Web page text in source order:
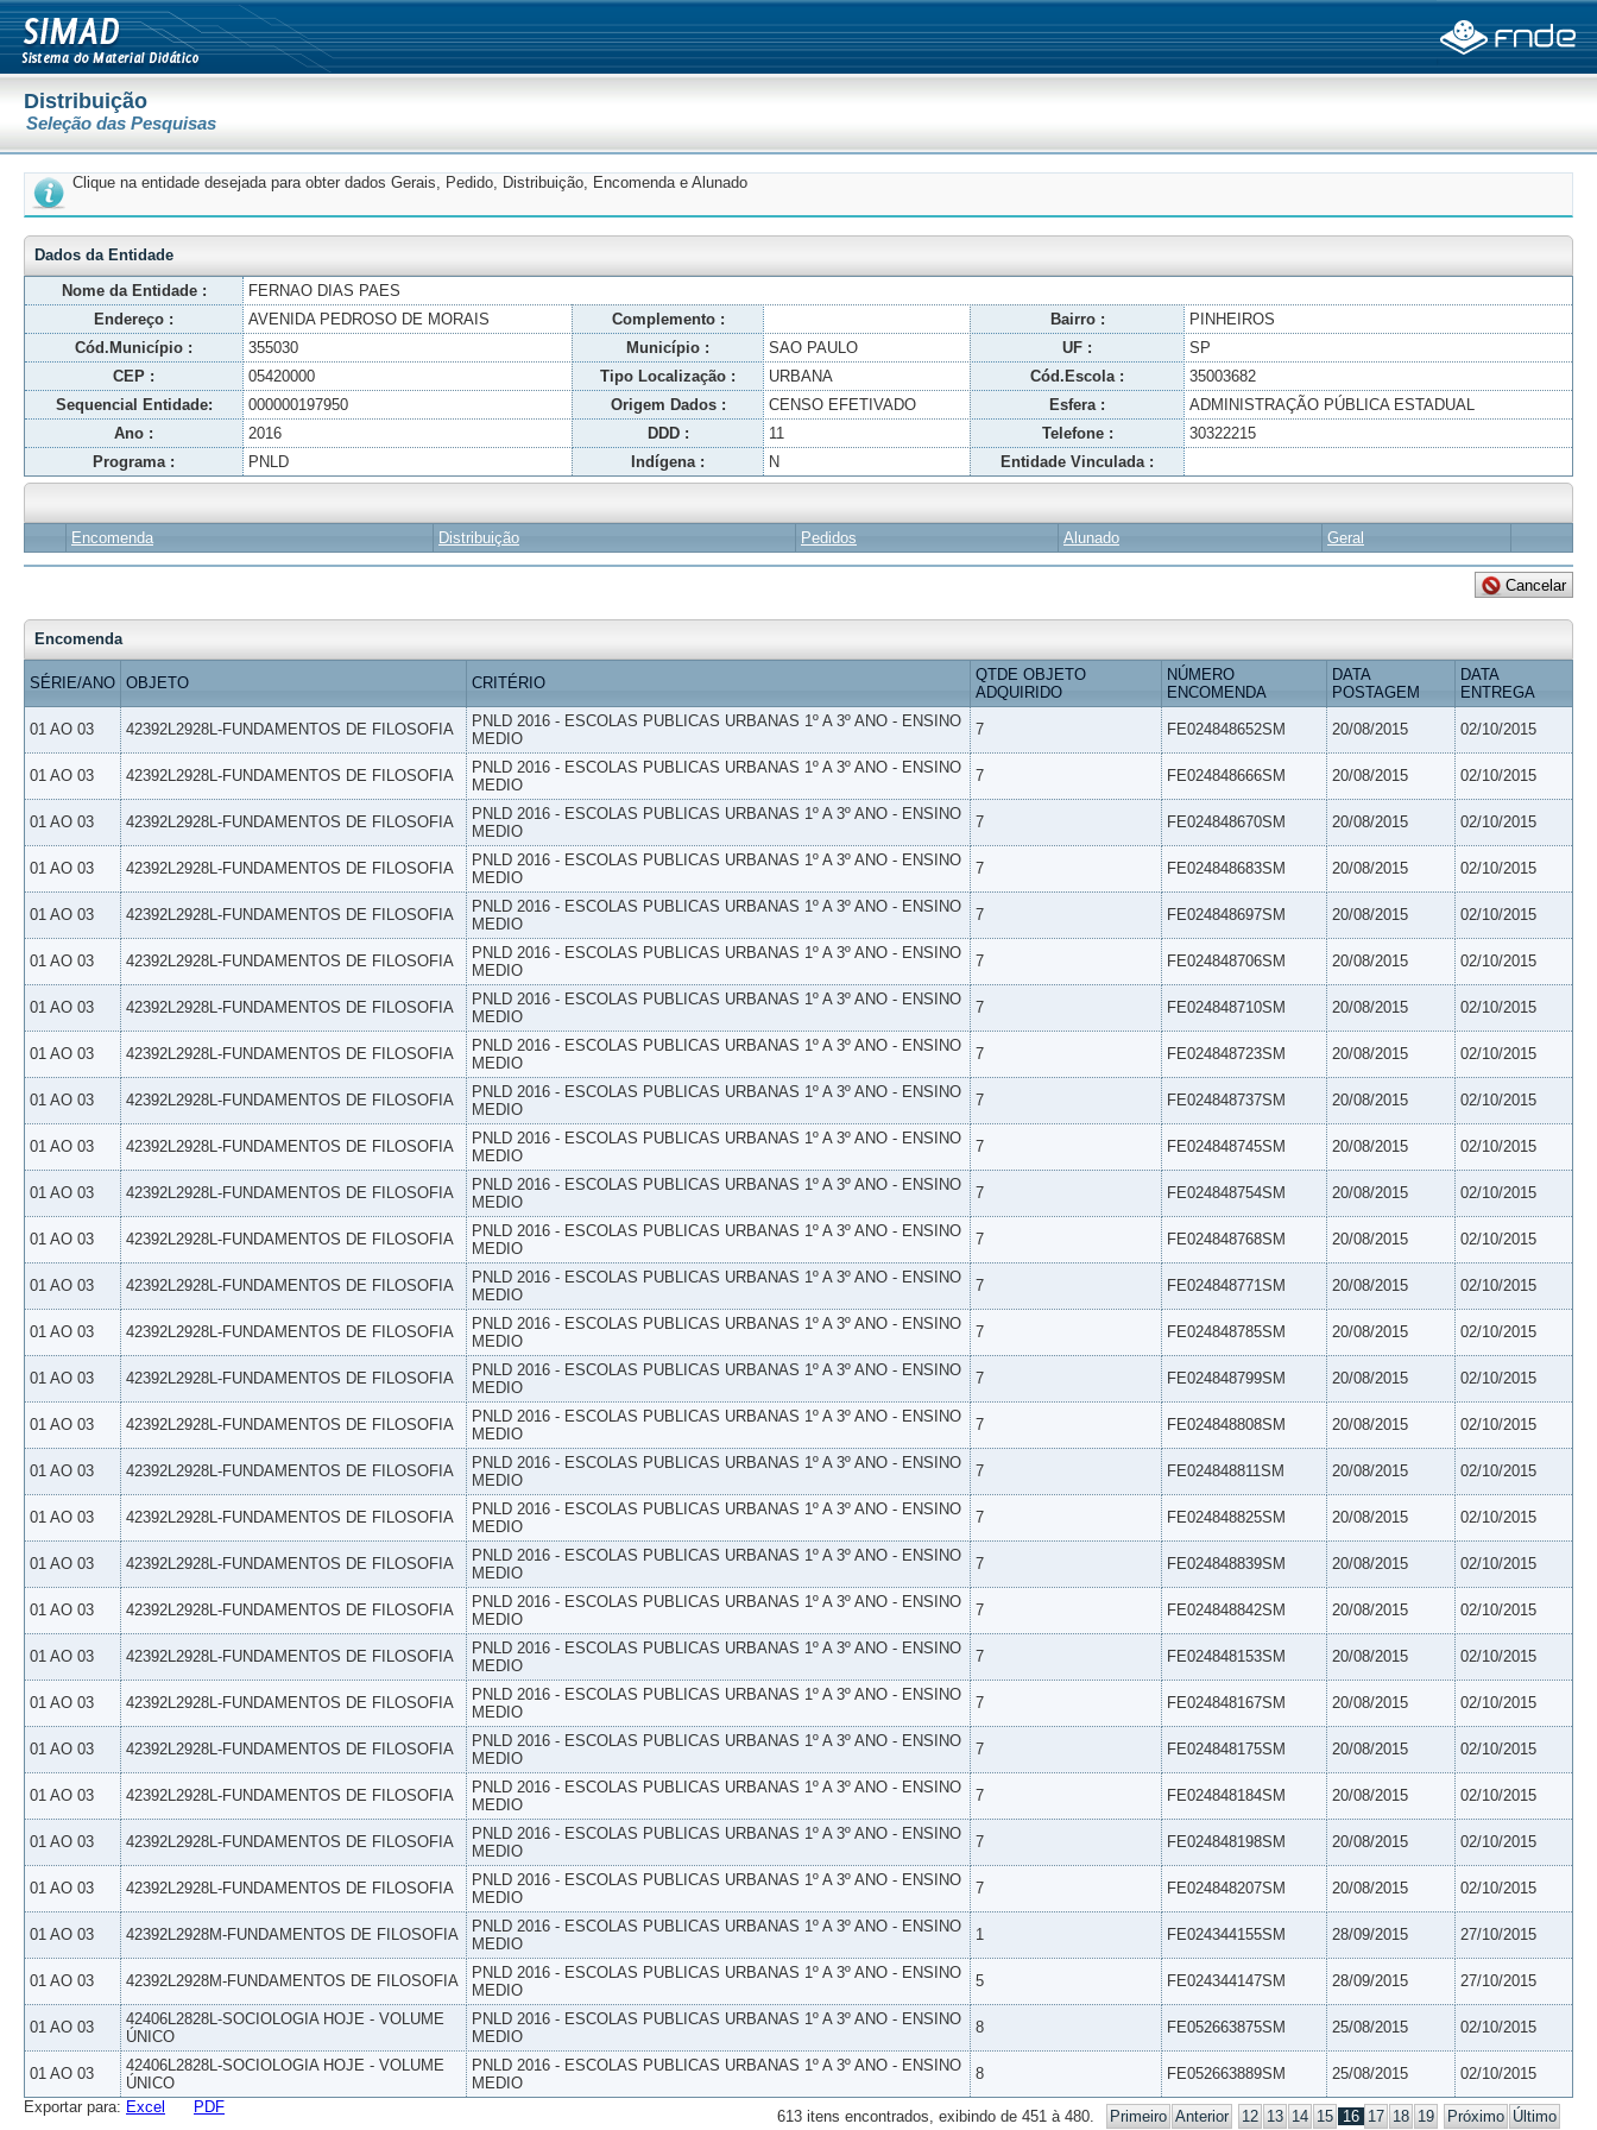
Distribuição
Seleção das Pesquisas
Clique na entidade desejada para obter dados Gerais, Pedido, Distribuição, Encomenda e Alunado
Dados da Entidade
Nome da Entidade :
FERNAO DIAS PAES
Endereço :
AVENIDA PEDROSO DE MORAIS Complemento : Bairro :
PINHEIROS
Cód.Município :
355030 Município : SAO PAULO UF :
SP
CEP :
05420000 Tipo Localização : URBANA Cód.Escola :
35003682
Sequencial Entidade:
000000197950 Origem Dados : CENSO EFETIVADO Esfera :
ADMINISTRAÇÃO PÚBLICA ESTADUAL
Ano :
2016 DDD : 11 Telefone :
30322215
Programa :
PNLD Indígena : N Entidade Vinculada :
Encomenda Distribuição Pedidos Alunado Geral
Encomenda
SÉRIE/ANO OBJETO CRITÉRIO
QTDE OBJETO
ADQUIRIDO
NÚMERO
ENCOMENDA
DATA
POSTAGEM
DATA
ENTREGA
01 AO 03 42392L2928L-FUNDAMENTOS DE FILOSOFIA
PNLD 2016 - ESCOLAS PUBLICAS URBANAS 1º A 3º ANO - ENSINO
MEDIO
7 FE024848652SM 20/08/2015 02/10/2015
01 AO 03 42392L2928L-FUNDAMENTOS DE FILOSOFIA
PNLD 2016 - ESCOLAS PUBLICAS URBANAS 1º A 3º ANO - ENSINO
MEDIO
7 FE024848666SM 20/08/2015 02/10/2015
01 AO 03 42392L2928L-FUNDAMENTOS DE FILOSOFIA
PNLD 2016 - ESCOLAS PUBLICAS URBANAS 1º A 3º ANO - ENSINO
MEDIO
7 FE024848670SM 20/08/2015 02/10/2015
01 AO 03 42392L2928L-FUNDAMENTOS DE FILOSOFIA
PNLD 2016 - ESCOLAS PUBLICAS URBANAS 1º A 3º ANO - ENSINO
MEDIO
7 FE024848683SM 20/08/2015 02/10/2015
01 AO 03 42392L2928L-FUNDAMENTOS DE FILOSOFIA
PNLD 2016 - ESCOLAS PUBLICAS URBANAS 1º A 3º ANO - ENSINO
MEDIO
7 FE024848697SM 20/08/2015 02/10/2015
01 AO 03 42392L2928L-FUNDAMENTOS DE FILOSOFIA
PNLD 2016 - ESCOLAS PUBLICAS URBANAS 1º A 3º ANO - ENSINO
MEDIO
7 FE024848706SM 20/08/2015 02/10/2015
01 AO 03 42392L2928L-FUNDAMENTOS DE FILOSOFIA
PNLD 2016 - ESCOLAS PUBLICAS URBANAS 1º A 3º ANO - ENSINO
MEDIO
7 FE024848710SM 20/08/2015 02/10/2015
01 AO 03 42392L2928L-FUNDAMENTOS DE FILOSOFIA
PNLD 2016 - ESCOLAS PUBLICAS URBANAS 1º A 3º ANO - ENSINO
MEDIO
7 FE024848723SM 20/08/2015 02/10/2015
01 AO 03 42392L2928L-FUNDAMENTOS DE FILOSOFIA
PNLD 2016 - ESCOLAS PUBLICAS URBANAS 1º A 3º ANO - ENSINO
MEDIO
7 FE024848737SM 20/08/2015 02/10/2015
01 AO 03 42392L2928L-FUNDAMENTOS DE FILOSOFIA
PNLD 2016 - ESCOLAS PUBLICAS URBANAS 1º A 3º ANO - ENSINO
MEDIO
7 FE024848745SM 20/08/2015 02/10/2015
01 AO 03 42392L2928L-FUNDAMENTOS DE FILOSOFIA
PNLD 2016 - ESCOLAS PUBLICAS URBANAS 1º A 3º ANO - ENSINO
MEDIO
7 FE024848754SM 20/08/2015 02/10/2015
01 AO 03 42392L2928L-FUNDAMENTOS DE FILOSOFIA
PNLD 2016 - ESCOLAS PUBLICAS URBANAS 1º A 3º ANO - ENSINO
MEDIO
7 FE024848768SM 20/08/2015 02/10/2015
01 AO 03 42392L2928L-FUNDAMENTOS DE FILOSOFIA
PNLD 2016 - ESCOLAS PUBLICAS URBANAS 1º A 3º ANO - ENSINO
MEDIO
7 FE024848771SM 20/08/2015 02/10/2015
01 AO 03 42392L2928L-FUNDAMENTOS DE FILOSOFIA
PNLD 2016 - ESCOLAS PUBLICAS URBANAS 1º A 3º ANO - ENSINO
MEDIO
7 FE024848785SM 20/08/2015 02/10/2015
01 AO 03 42392L2928L-FUNDAMENTOS DE FILOSOFIA
PNLD 2016 - ESCOLAS PUBLICAS URBANAS 1º A 3º ANO - ENSINO
MEDIO
7 FE024848799SM 20/08/2015 02/10/2015
01 AO 03 42392L2928L-FUNDAMENTOS DE FILOSOFIA
PNLD 2016 - ESCOLAS PUBLICAS URBANAS 1º A 3º ANO - ENSINO
MEDIO
7 FE024848808SM 20/08/2015 02/10/2015
01 AO 03 42392L2928L-FUNDAMENTOS DE FILOSOFIA
PNLD 2016 - ESCOLAS PUBLICAS URBANAS 1º A 3º ANO - ENSINO
MEDIO
7 FE024848811SM 20/08/2015 02/10/2015
01 AO 03 42392L2928L-FUNDAMENTOS DE FILOSOFIA
PNLD 2016 - ESCOLAS PUBLICAS URBANAS 1º A 3º ANO - ENSINO
MEDIO
7 FE024848825SM 20/08/2015 02/10/2015
01 AO 03 42392L2928L-FUNDAMENTOS DE FILOSOFIA
PNLD 2016 - ESCOLAS PUBLICAS URBANAS 1º A 3º ANO - ENSINO
MEDIO
7 FE024848839SM 20/08/2015 02/10/2015
01 AO 03 42392L2928L-FUNDAMENTOS DE FILOSOFIA
PNLD 2016 - ESCOLAS PUBLICAS URBANAS 1º A 3º ANO - ENSINO
MEDIO
7 FE024848842SM 20/08/2015 02/10/2015
01 AO 03 42392L2928L-FUNDAMENTOS DE FILOSOFIA
PNLD 2016 - ESCOLAS PUBLICAS URBANAS 1º A 3º ANO - ENSINO
MEDIO
7 FE024848153SM 20/08/2015 02/10/2015
01 AO 03 42392L2928L-FUNDAMENTOS DE FILOSOFIA
PNLD 2016 - ESCOLAS PUBLICAS URBANAS 1º A 3º ANO - ENSINO
MEDIO
7 FE024848167SM 20/08/2015 02/10/2015
01 AO 03 42392L2928L-FUNDAMENTOS DE FILOSOFIA
PNLD 2016 - ESCOLAS PUBLICAS URBANAS 1º A 3º ANO - ENSINO
MEDIO
7 FE024848175SM 20/08/2015 02/10/2015
01 AO 03 42392L2928L-FUNDAMENTOS DE FILOSOFIA
PNLD 2016 - ESCOLAS PUBLICAS URBANAS 1º A 3º ANO - ENSINO
MEDIO
7 FE024848184SM 20/08/2015 02/10/2015
01 AO 03 42392L2928L-FUNDAMENTOS DE FILOSOFIA
PNLD 2016 - ESCOLAS PUBLICAS URBANAS 1º A 3º ANO - ENSINO
MEDIO
7 FE024848198SM 20/08/2015 02/10/2015
01 AO 03 42392L2928L-FUNDAMENTOS DE FILOSOFIA
PNLD 2016 - ESCOLAS PUBLICAS URBANAS 1º A 3º ANO - ENSINO
MEDIO
7 FE024848207SM 20/08/2015 02/10/2015
01 AO 03 42392L2928M-FUNDAMENTOS DE FILOSOFIA
PNLD 2016 - ESCOLAS PUBLICAS URBANAS 1º A 3º ANO - ENSINO
MEDIO
1 FE024344155SM 28/09/2015 27/10/2015
01 AO 03 42392L2928M-FUNDAMENTOS DE FILOSOFIA
PNLD 2016 - ESCOLAS PUBLICAS URBANAS 1º A 3º ANO - ENSINO
MEDIO
5 FE024344147SM 28/09/2015 27/10/2015
01 AO 03
42406L2828L-SOCIOLOGIA HOJE - VOLUME
ÚNICO
PNLD 2016 - ESCOLAS PUBLICAS URBANAS 1º A 3º ANO - ENSINO
MEDIO
8 FE052663875SM 25/08/2015 02/10/2015
01 AO 03
42406L2828L-SOCIOLOGIA HOJE - VOLUME
ÚNICO
PNLD 2016 - ESCOLAS PUBLICAS URBANAS 1º A 3º ANO - ENSINO
MEDIO
8 FE052663889SM 25/08/2015 02/10/2015
613 itens encontrados, exibindo de 451 à 480. Primeiro Anterior 12 13 14 15 16 17 18 19 Próximo Último
Exportar para: Excel PDF